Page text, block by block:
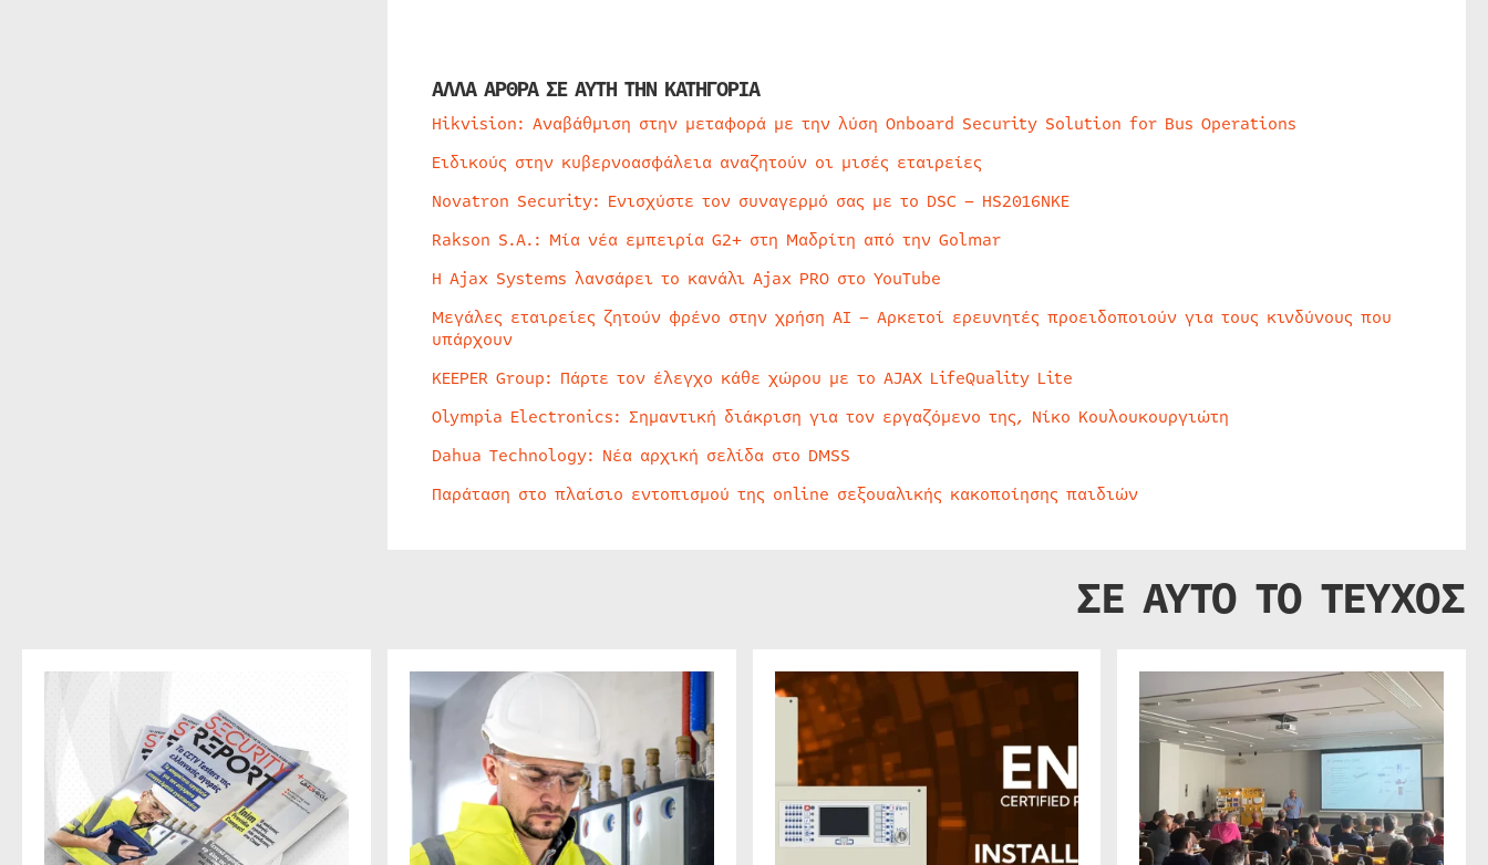
ΑΛΛΑ ΑΡΘΡΑ ΣΕ ΑΥΤΗ ΤΗΝ ΚΑΤΗΓΟΡΙΑ
Hikvision: Αναβάθμιση στην μεταφορά με την λύση Onboard Security Solution for Bus Operations
Ειδικούς στην κυβερνοασφάλεια αναζητούν οι μισές εταιρείες
Novatron Security: Ενισχύστε τον συναγερμό σας με το DSC – HS2016NKE
Rakson S.A.: Μία νέα εμπειρία G2+ στη Μαδρίτη από την Golmar
Η Ajax Systems λανσάρει το κανάλι Ajax PRO στο YouTube
Μεγάλες εταιρείες ζητούν φρένο στην χρήση AI – Αρκετοί ερευνητές προειδοποιούν για τους κινδύνους που
υπάρχουν
KEEPER Group: Πάρτε τον έλεγχο κάθε χώρου με το AJAX LifeQuality Lite
Olympia Electronics: Σημαντική διάκριση για τον εργαζόμενο της, Νίκο Κουλουκουργιώτη
Dahua Technology: Νέα αρχική σελίδα στο DMSS
Παράταση στο πλαίσιο εντοπισμού της online σεξουαλικής κακοποίησης παιδιών
ΣΕ ΑΥΤΟ ΤΟ ΤΕΥΧΟΣ